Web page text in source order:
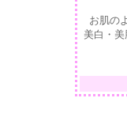
お肌の
美白・